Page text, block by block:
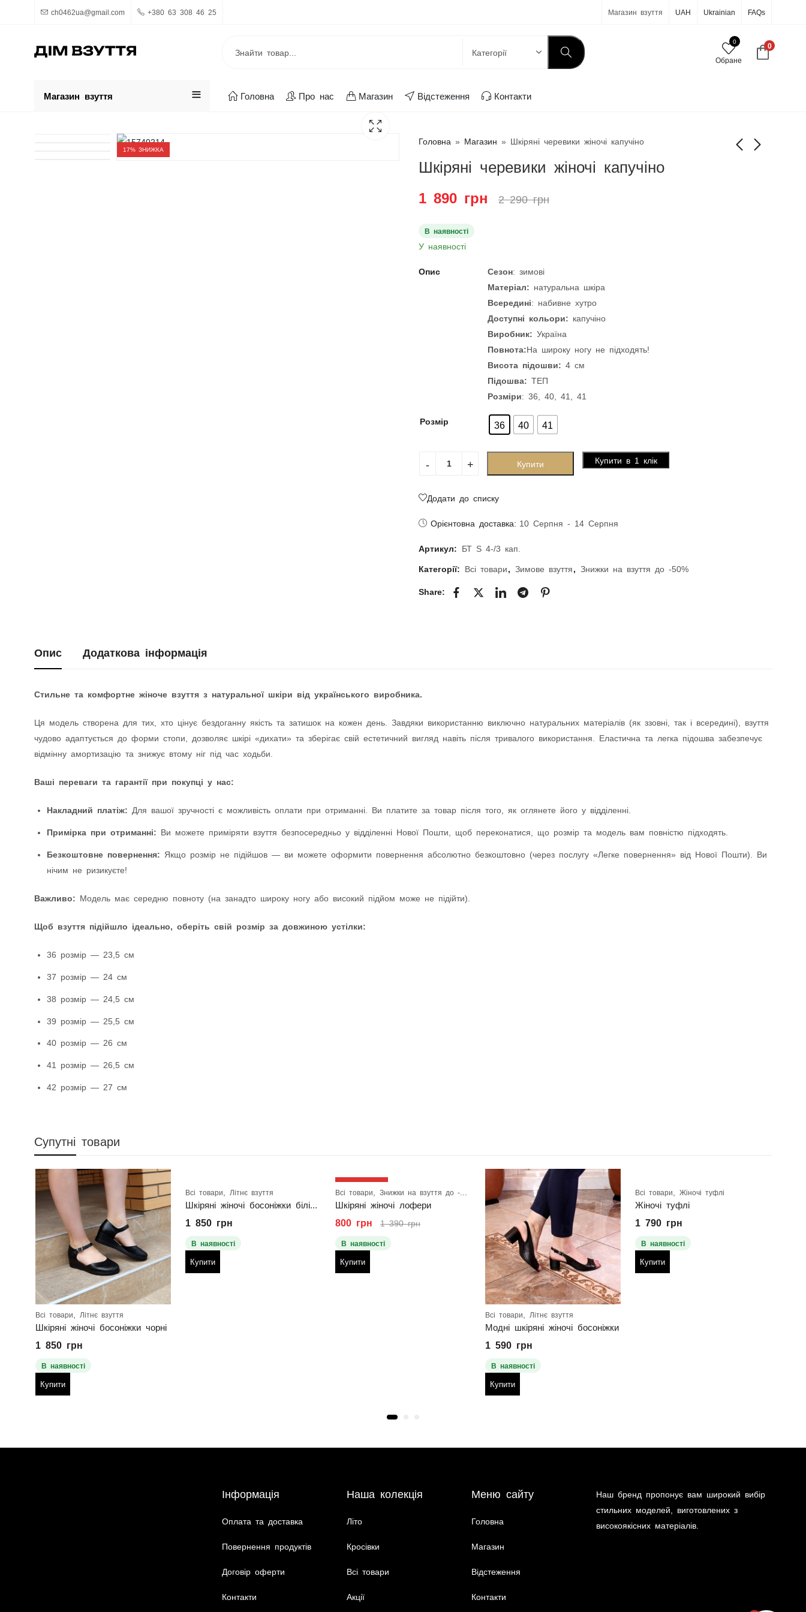
ch0462ua@gmail.com +380 63 308 46 25 Магазин взуття UAH Ukrainian FAQs
0
Обране
0
Магазин взуття Головна Про нас Магазин Відстеження Контакти
17% ЗНИЖКА
Головна » Магазин » Шкіряні черевики жіночі капучіно
Шкіряні черевики жіночі капучіно
1 890 грн 2 290грн
В наявності
У наявності
Опис Сезон: зимові
Матеріал: натуральна шкіра
Всередині: набивне хутро
Доступні кольори: капучіно
Виробник: Україна
Повнота:На широку ногу не підходять!
Висота підошви: 4 см
Підошва: ТЕП
Розміри: 36, 40, 41, 41
Розмір 36 40 41
Купити Купити в 1 клік
Додати до списку
Орієнтовна доставка: 10 Серпня - 14 Серпня
Артикул: БТ S 4-/3 кап.
Категорії: Всі товари Зимове взуття Знижки на взуття до -50%
Share:
Опис Додаткова інформація
Стильне та комфортне жіноче взуття з натуральної шкіри від українського виробника.
Ця модель створена для тих, хто цінує бездоганну якість та затишок на кожен день. Завдяки використанню виключно натуральних матеріалів (як ззовні, так і всередині), взуття
чудово адаптується до форми стопи, дозволяє шкірі «дихати» та зберігає свій естетичний вигляд навіть після тривалого використання. Еластична та легка підошва забезпечує
відмінну амортизацію та знижує втому ніг під час ходьби.
Ваші переваги та гарантії при покупці у нас:
Накладний платіж: Для вашої зручності є можливість оплати при отриманні. Ви платите за товар після того, як оглянете його у відділенні.
Примірка при отриманні: Ви можете приміряти взуття безпосередньо у відділенні Нової Пошти, щоб переконатися, що розмір та модель вам повністю підходять.
Безкоштовне повернення: Якщо розмір не підійшов — ви можете оформити повернення абсолютно безкоштовно (через послугу «Легке повернення» від Нової Пошти). Ви
нічим не ризикуєте!
Важливо: Модель має середню повноту (на занадто широку ногу або високий підйом може не підійти).
Щоб взуття підійшло ідеально, оберіть свій розмір за довжиною устілки:
36 розмір — 23,5 см
37 розмір — 24 см
38 розмір — 24,5 см
39 розмір — 25,5 см
40 розмір — 26 см
41 розмір — 26,5 см
42 розмір — 27 см
Супутні товари
Всі товари Літнє взуття
Шкіряні жіночі босоніжки чорні
1 850 грн
В наявності
Купити
Всі товари Літнє взуття
1 850 грн
В наявності
Купити
42% ЗНИЖКА
Всі товари Знижки на взуття до -50% Кросівки,Розпродаж туфлі, кросівки
Шкіряні жіночі лофери
800 грн 1 390грн
В наявності
Купити
Всі товари Літнє взуття
Модні шкіряні жіночі босоніжки
1 590 грн
В наявності
Купити
Всі товари Жіночі туфлі
Жіночі туфлі
1 790 грн
В наявності
Купити
Інформація
Оплата та доставка
Повернення продуктів
Договір оферти
Контакти
Наша колекція
Літо
Кросівки
Всі товари
Акції
Меню сайту
Головна
Магазин
Відстеження
Контакти
Наш бренд пропонує вам широкий вибір
стильних моделей, виготовлених з
високоякісних матеріалів.